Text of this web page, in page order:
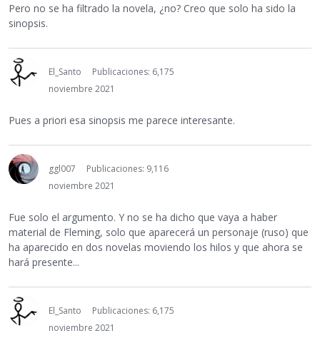
Pero no se ha filtrado la novela, ¿no? Creo que solo ha sido la
sinopsis.
El_Santo
Publicaciones: 6,175
noviembre 2021
Pues a priori esa sinopsis me parece interesante.
ggl007
Publicaciones: 9,116
noviembre 2021
Fue solo el argumento. Y no se ha dicho que vaya a haber
material de Fleming, solo que aparecerá un personaje (ruso) que
ha aparecido en dos novelas moviendo los hilos y que ahora se
hará presente...
El_Santo
Publicaciones: 6,175
noviembre 2021